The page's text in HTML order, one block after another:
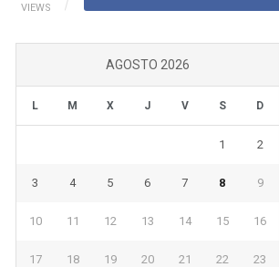
VIEWS
AGOSTO 2026
L M X J V S D
1 2
3 4 5 6 7 8 9
10 11 12 13 14 15 16
17 18 19 20 21 22 23